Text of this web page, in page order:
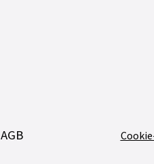
AGB